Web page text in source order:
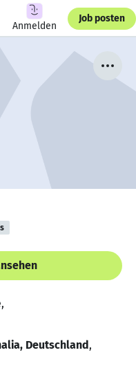
Anmelden
Job posten
Deutschland,